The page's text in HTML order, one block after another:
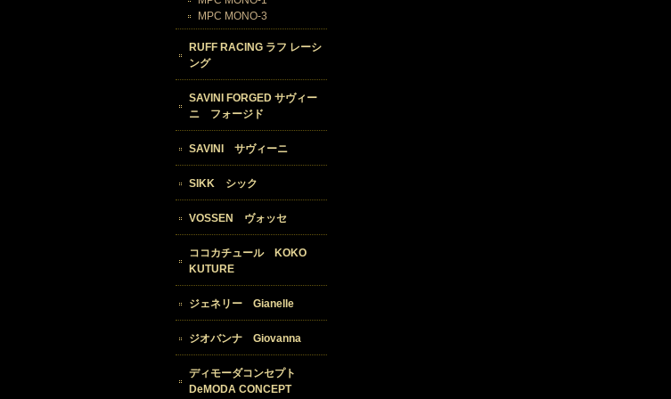
MPC MONO-3
RUFF RACING ラフ レーシ
ング
SAVINI FORGED サヴィー
ニ フォージド
SAVINI サヴィーニ
SIKK シック
VOSSEN ヴォッセ
ココカチュール KOKO
KUTURE
ジェネリー Gianelle
ジオバンナ Giovanna
ディモーダコンセプト
DeMODA CONCEPT